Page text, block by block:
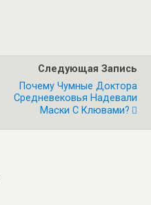
Следующая Запись
Почему Чумные Доктора
Средневековья Надевали
Маски С Клювами?